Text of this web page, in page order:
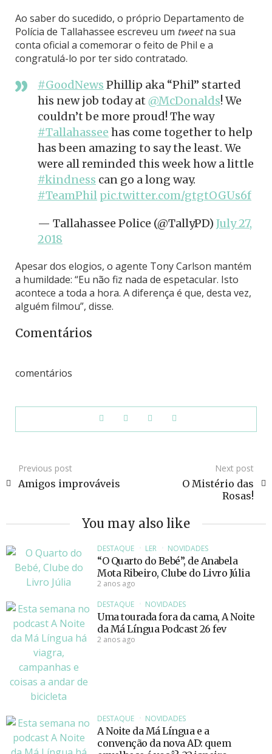
Ao saber do sucedido, o próprio Departamento de
Polícia de Tallahassee escreveu um tweetna sua
conta oficial a comemorar o feito de Phil e a
congratulá-lo por ter sido contratado.
#GoodNews Phillip aka “Phil” started
his new job today at @McDonalds! We
couldn’t be more proud! The way
#Tallahassee has come together to help
has been amazing to say the least. We
were all reminded this week how a little
#kindness can go a long way.
#TeamPhil pic.twitter.com/gtgtOGUs6f
— Tallahassee Police (@TallyPD) July 27,
2018
Apesar dos elogios, o agente Tony Carlson mantém
a humildade: “Eu não fiz nada de espetacular. Isto
acontece a toda a hora. A diferença é que, desta vez,
alguém filmou”, disse.
Comentários
comentários
Previous post
Amigos improváveis
Next post
O Mistério das
Rosas!
You may also like
DESTAQUE LER NOVIDADES
“O Quarto do Bebé”, de Anabela
Mota Ribeiro, Clube do Livro Júlia
2 anos ago
DESTAQUE
NOVIDADES
Uma tourada fora da cama, A Noite
da Má Língua Podcast 26 fev
2 anos ago
DESTAQUE NOVIDADES
A Noite da Má Língua e a
convenção da nova AD: quem